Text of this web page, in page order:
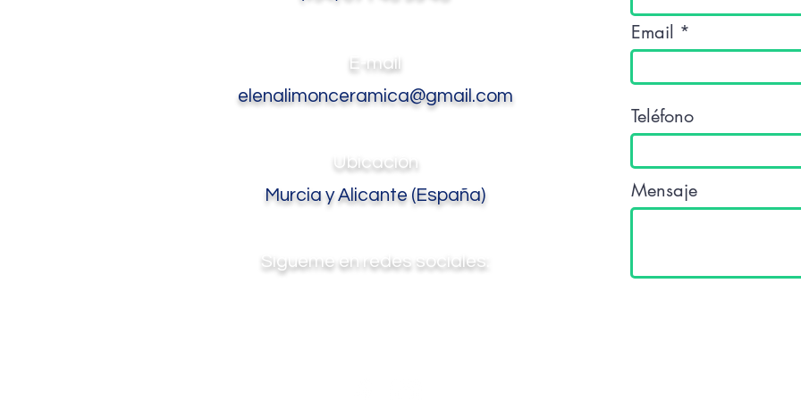
E-mail
elenalimonceramica@gmail.com
Ubicación
Murcia y Alicante (España)
Sígueme en redes sociales:
Email
Teléfono
Mensaje